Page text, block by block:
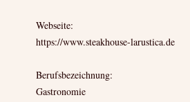
Webseite:
https://www.steakhouse-larustica.de
Berufsbezeichnung:
Gastronomie